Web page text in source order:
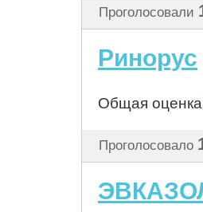
Проголосовали
Ринорус
Общая
Проголосовало